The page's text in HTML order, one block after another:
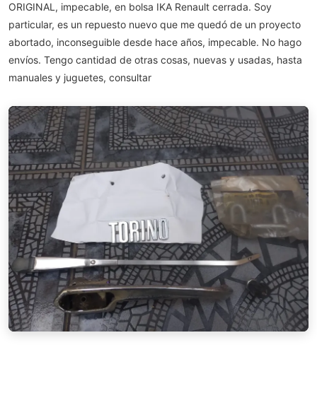
ORIGINAL, impecable, en bolsa IKA Renault cerrada. Soy
particular, es un repuesto nuevo que me quedó de un proyecto
abortado, inconseguible desde hace años, impecable. No hago
envíos. Tengo cantidad de otras cosas, nuevas y usadas, hasta
manuales y juguetes, consultar